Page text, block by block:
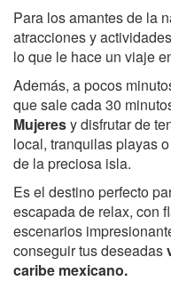
Para los amantes de la
atracciones y
lo que le hace un viaje
Además, a pocos
que sale cada 30
Mujeresy disfrutar de
local, tranquilas playas
de la preciosa isla.
Es el destino perfecto
escapada de relax, con
escenarios
conseguir tus deseadas
caribe mexicano.